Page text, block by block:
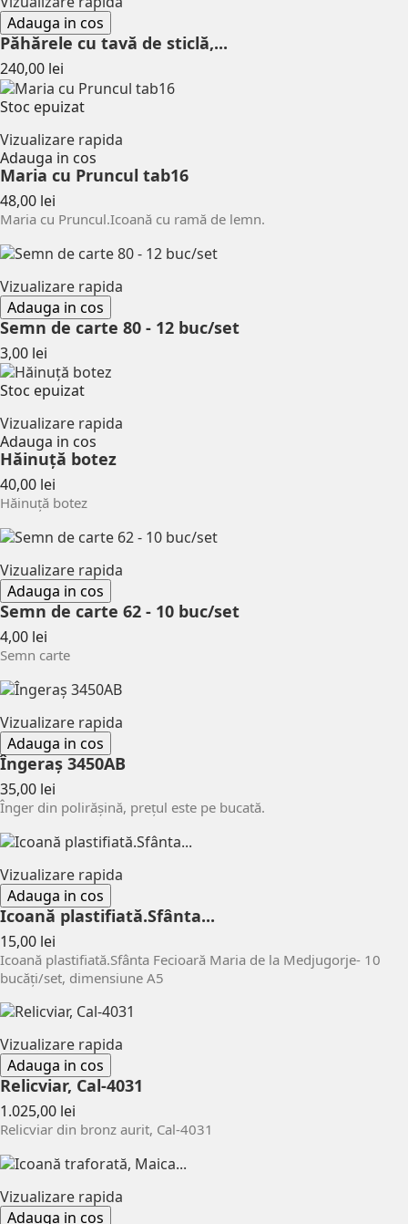
Adauga in cos
Păhărele cu tavă de sticlă,...
240,00 lei
Stoc epuizat
Vizualizare rapida
Adauga in cos
Maria cu Pruncul tab16
48,00 lei
Maria cu Pruncul.Icoană cu ramă de lemn.
Vizualizare rapida
Adauga in cos
Semn de carte 80 - 12 buc/set
3,00 lei
Stoc epuizat
Vizualizare rapida
Adauga in cos
Hăinuţă botez
40,00 lei
Hăinuţă botez
Vizualizare rapida
Adauga in cos
Semn de carte 62 - 10 buc/set
4,00 lei
Semn carte
Vizualizare rapida
Adauga in cos
Îngeraș 3450AB
35,00 lei
Înger din polirășină, prețul este pe bucată.
Vizualizare rapida
Adauga in cos
Icoană plastifiată.Sfânta...
15,00 lei
Icoană plastifiată.Sfânta Fecioară Maria de la Medjugorje- 10
bucăți/set, dimensiune A5
Vizualizare rapida
Adauga in cos
Relicviar, Cal-4031
1.025,00 lei
Relicviar din bronz aurit, Cal-4031
Vizualizare rapida
Adauga in cos